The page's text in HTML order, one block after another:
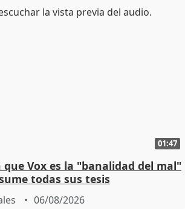
01:47
Vox es la "banalidad del mal"
todas sus tesis
06/08/2026